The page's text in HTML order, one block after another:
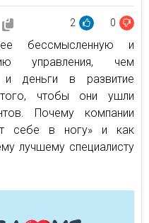
2 0
бессмысленную и
управления, чем
деньги в развитие
чтобы они ушли
Почему компании
себе в ногу» и как
лучшему специалисту